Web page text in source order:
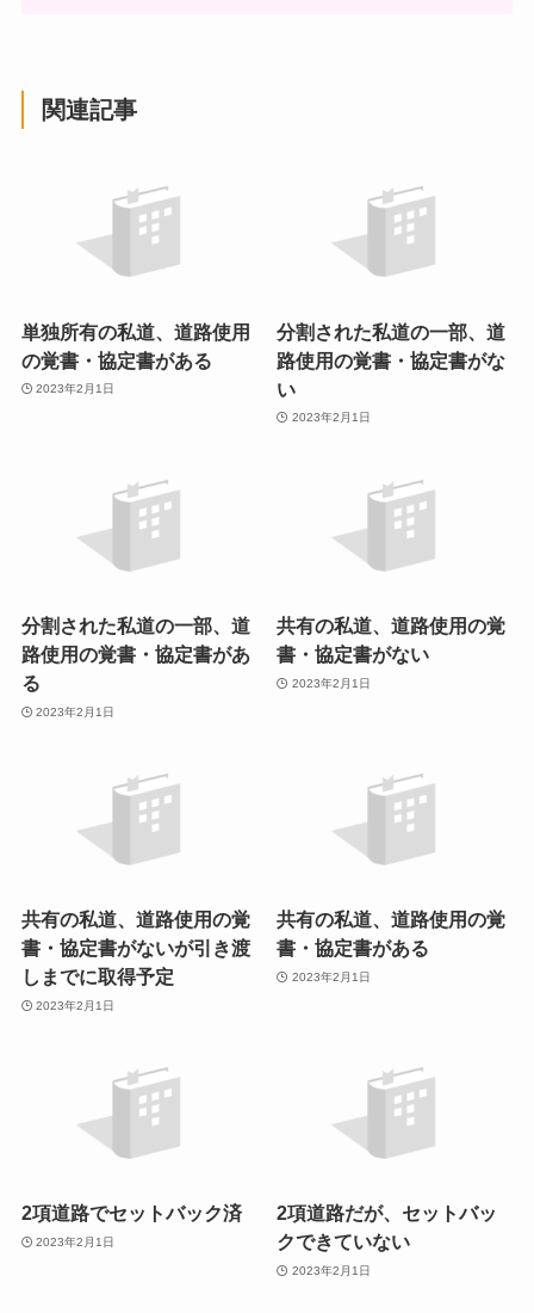
関連記事
単独所有の私道、道路使用
の覚書・協定書がある
2023年2月1日
分割された私道の一部、道
路使用の覚書・協定書がな
い
2023年2月1日
分割された私道の一部、道
路使用の覚書・協定書があ
る
2023年2月1日
共有の私道、道路使用の覚
書・協定書がない
2023年2月1日
共有の私道、道路使用の覚
書・協定書がないが引き渡
しまでに取得予定
2023年2月1日
共有の私道、道路使用の覚
書・協定書がある
2023年2月1日
2項道路でセットバック済
2023年2月1日
2項道路だが、セットバッ
クできていない
2023年2月1日